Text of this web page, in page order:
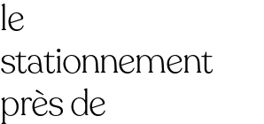
le
stationnement
près de